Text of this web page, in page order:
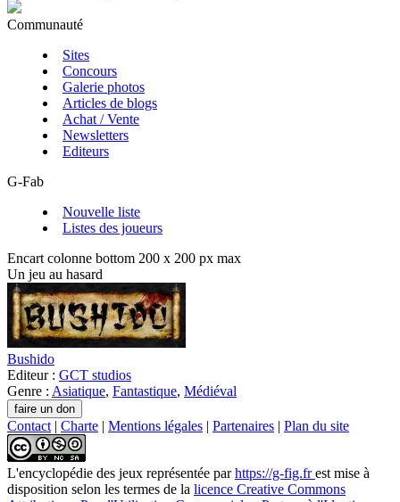
Communauté
Sites
Concours
Galerie photos
Articles de blogs
Achat / Vente
Newsletters
Editeurs
G-Fab
Nouvelle liste
Listes des joueurs
Encart colonne bottom 200 x 200 px max
Un jeu au hasard
Bushido
Editeur : GCT studios
Genre : Asiatique, Fantastique, Médiéval
Contact | Charte | Mentions légales | Partenaires | Plan du site
L'encyclopédie des jeux représentée parhttps://g-fig.frest mise à
disposition selon les termes de la licence Creative Commons